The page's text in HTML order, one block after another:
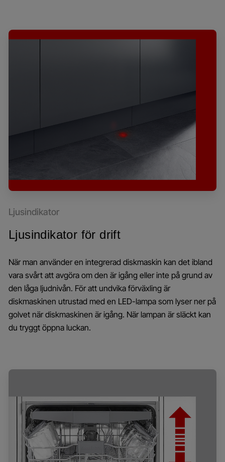
Ljusindikator
Ljusindikator för drift
När man använder en integrerad diskmaskin kan det ibland
vara svårt att avgöra om den är igång eller inte på grund av
den låga ljudnivån. För att undvika förväxling är
diskmaskinen utrustad med en LED-lampa som lyser ner på
golvet när diskmaskinen är igång. När lampan är släckt kan
du tryggt öppna luckan.